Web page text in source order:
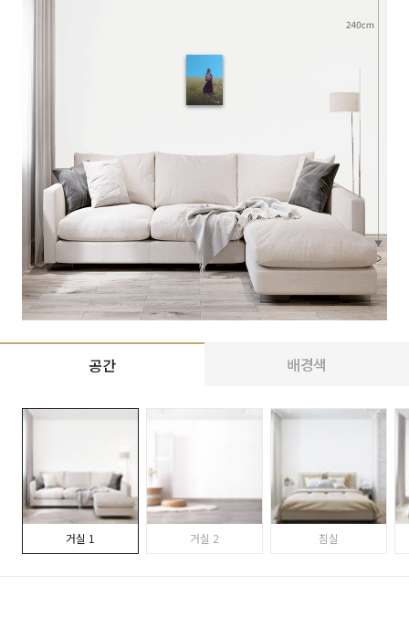
공간 배경색
거실 1 거실 2 침실